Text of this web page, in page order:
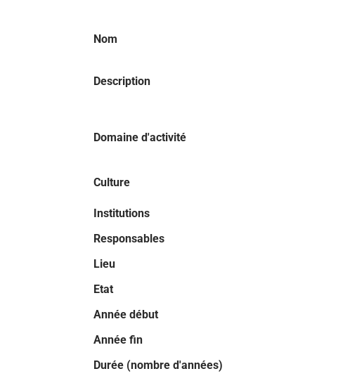
Nom
Description
Domaine d'activité
Culture
Institutions
Responsables
Lieu
Etat
Année début
Année fin
Durée (nombre d'années)